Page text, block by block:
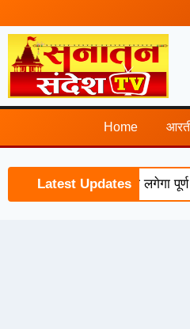
Home
Latest Updates
2026: 12 अगस्त को लगेगा पूर्ण